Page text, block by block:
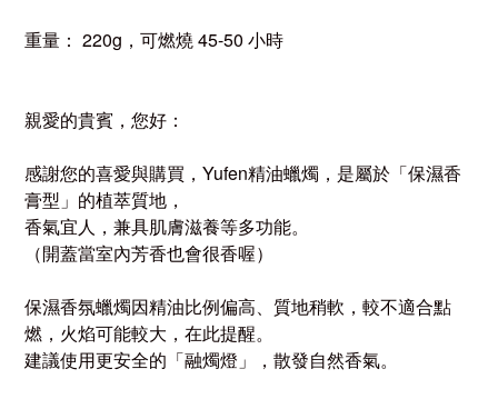
重量： 220g，可燃燒 45-50 小時
親愛的貴賓，您好：
感謝您的喜愛與購買，Yufen精油蠟燭，是屬於「保濕香
膏型」的植萃質地，
香氣宜人，兼具肌膚滋養等多功能。
（開蓋當室內芳香也會很香喔）
保濕香氛蠟燭因精油比例偏高、質地稍軟，較不適合點
燃，火焰可能較大，在此提醒。
建議使用更安全的「融燭燈」，散發自然香氣。